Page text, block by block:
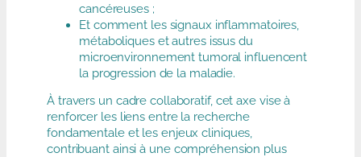
cancéreuses ;
Et comment les signaux inflammatoires,
métaboliques et autres issus du
microenvironnement tumoral influencent
la progression de la maladie.
À travers un cadre collaboratif, cet axe vise à
renforcer les liens entre la recherche
fondamentale et les enjeux cliniques,
contribuant ainsi à une compréhension plus